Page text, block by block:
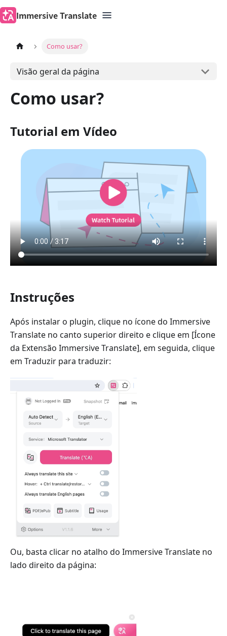
Immersive Translate
Como usar?
Visão geral da página
Como usar?
Tutorial em Vídeo
Instruções
Após instalar o plugin, clique no ícone do Immersive
Translate no canto superior direito e clique em [Ícone
da Extensão Immersive Translate], em seguida, clique
em Traduzir para traduzir:
Ou, basta clicar no atalho do Immersive Translate no
lado direito da página: